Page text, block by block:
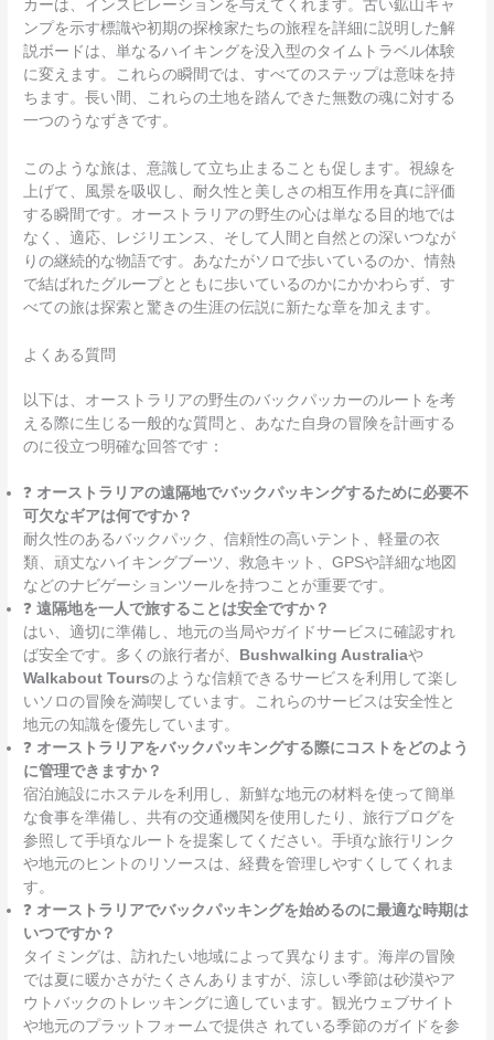
カーは、インスピレーションを与えてくれます。古い鉱山キャ
ンプを示す標識や初期の探検家たちの旅程を詳細に説明した解
説ボードは、単なるハイキングを没入型のタイムトラベル体験
に変えます。これらの瞬間では、すべてのステップは意味を持
ちます。長い間、これらの土地を踏んできた無数の魂に対する
一つのうなずきです。
このような旅は、意識して立ち止まることも促します。視線を
上げて、風景を吸収し、耐久性と美しさの相互作用を真に評価
する瞬間です。オーストラリアの野生の心は単なる目的地では
なく、適応、レジリエンス、そして人間と自然との深いつなが
りの継続的な物語です。あなたがソロで歩いているのか、情熱
で結ばれたグループとともに歩いているのかにかかわらず、す
べての旅は探索と驚きの生涯の伝説に新たな章を加えます。
よくある質問
以下は、オーストラリアの野生のバックパッカーのルートを考
える際に生じる一般的な質問と、あなた自身の冒険を計画する
のに役立つ明確な回答です：
❓ オーストラリアの遠隔地でバックパッキングするために必要不
可欠なギアは何ですか？
耐久性のあるバックパック、信頼性の高いテント、軽量の衣
類、頑丈なハイキングブーツ、救急キット、GPSや詳細な地図
などのナビゲーションツールを持つことが重要です。
❓遠隔地を一人で旅することは安全ですか？
はい、適切に準備し、地元の当局やガイドサービスに確認すれ
ば安全です。多くの旅行者が、
Bushwalking Australiaや
Walkabout Toursのような信頼できるサービスを利用して楽し
いソロの冒険を満喫しています。これらのサービスは安全性と
地元の知識を優先しています。
❓ オーストラリアをバックパッキングする際にコストをどのよう
に管理できますか？
宿泊施設にホステルを利用し、新鮮な地元の材料を使って簡単
な食事を準備し、共有の交通機関を使用したり、旅行ブログを
参照して手頃なルートを提案してください。手頃な旅行リンク
や地元のヒントのリソースは、経費を管理しやすくしてくれま
す。
❓ オーストラリアでバックパッキングを始めるのに最適な時期は
いつですか？
タイミングは、訪れたい地域によって異なります。海岸の冒険
では夏に暖かさがたくさんありますが、涼しい季節は砂漠やア
ウトバックのトレッキングに適しています。観光ウェブサイト
や地元のプラットフォームで提供さ れている季節のガイドを参